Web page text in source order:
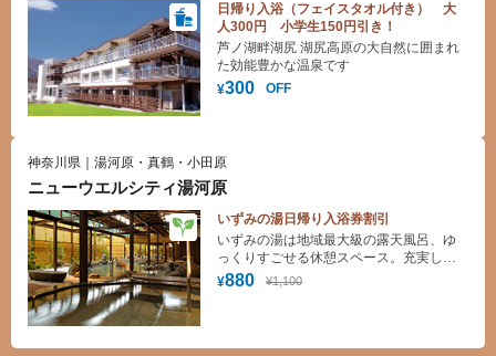
日帰り入浴（フェイスタオル付き） 大
人300円 小学生150円引き！
¥300 OFF
芦ノ湖畔湖尻 湖尻高原の大自然に囲まれ
た効能豊かな温泉です
神奈川県｜湯河原・真鶴・小田原
ニューウエルシティ湯河原
いずみの湯日帰り入浴券割引
¥880 ¥1,100
いずみの湯は地域最大級の露天風呂、ゆ
っくりすごせる休憩スペース。充実した
施設と日帰り温泉の魅力がたっぷりつま